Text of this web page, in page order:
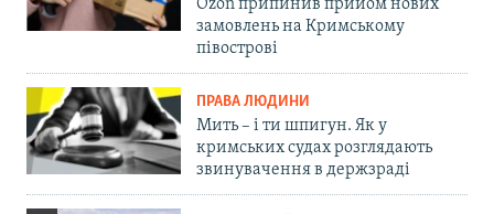
Ozon припинив прийом нових
замовлень на Кримському
півострові
ПРАВА ЛЮДИНИ
Мить – і ти шпигун. Як у
кримських судах розглядають
звинувачення в держзраді